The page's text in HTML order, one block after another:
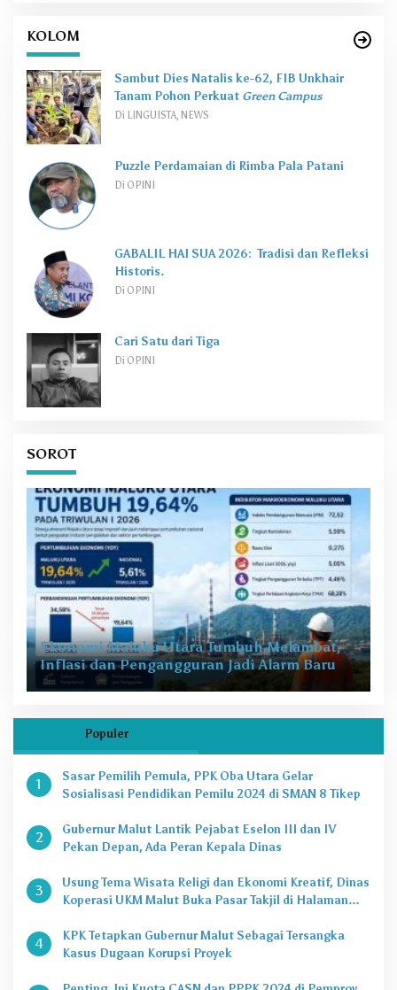
KOLOM
Sambut Dies Natalis ke-62, FIB Unkhair
Tanam Pohon Perkuat Green Campus
Di LINGUISTA, NEWS
Puzzle Perdamaian di Rimba Pala Patani
Di OPINI
GABALIL HAI SUA 2026: Tradisi dan Refleksi
Historis.
Di OPINI
Cari Satu dari Tiga
Di OPINI
SOROT
Ekonomi Maluku Utara Tumbuh Melambat,
Inflasi dan Pengangguran Jadi Alarm Baru
Populer
1
Sasar Pemilih Pemula, PPK Oba Utara Gelar
Sosialisasi Pendidikan Pemilu 2024 di SMAN 8 Tikep
2
Gubernur Malut Lantik Pejabat Eselon III dan IV
Pekan Depan, Ada Peran Kepala Dinas
3
Usung Tema Wisata Religi dan Ekonomi Kreatif, Dinas
Koperasi UKM Malut Buka Pasar Takjil di Halaman
4
KPK Tetapkan Gubernur Malut Sebagai Tersangka
Kasus Dugaan Korupsi Proyek